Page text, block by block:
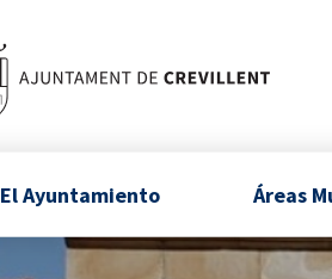
El Ayuntamiento Áreas